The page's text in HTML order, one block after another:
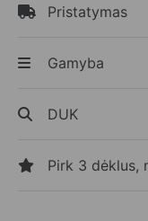
Pristatymas
Gamyba
DUK
Pirk 3 dėklus,